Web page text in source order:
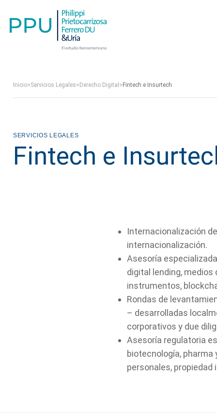
Inicio>Servicios Legales> Derecho Digital > Fintech e Insurtech
SERVICIOS LEGALES
Fintech e
Internacionalización
internacionalización.
Asesoría
digital lending,
instrumentos,
Rondas de
– desarrolladas
corporativos y due
Asesoría regulatoria
biotecnología,
personales,